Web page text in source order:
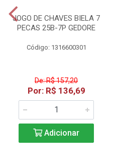
JOGO DE CHAVES BIELA 7
PECAS 25B-7P GEDORE
Código: 1316600301
De: R$ 157,20
Por: R$ 136,69
Adicionar